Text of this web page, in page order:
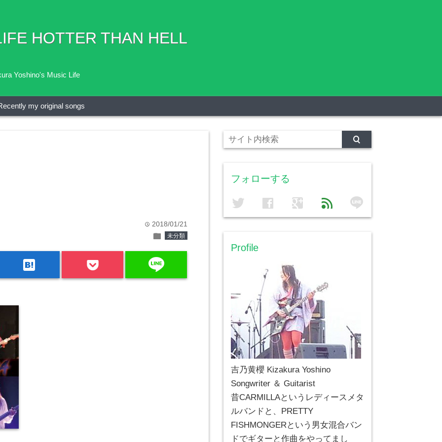
HOTTER THAN HELL
Yoshino's Music Life
my original songs
time 2018/01/21
folder 未分類
hatenabookmark line
フォローする
twitter facebook google feed line
Profile
吉乃黄櫻 Kizakura Yoshino
Songwriter ＆ Guitarist
昔CARMILLAというレディースメタ
ルバンドと、PRETTY
FISHMONGERという男女混合バン
ドでギターと作曲をやってまし